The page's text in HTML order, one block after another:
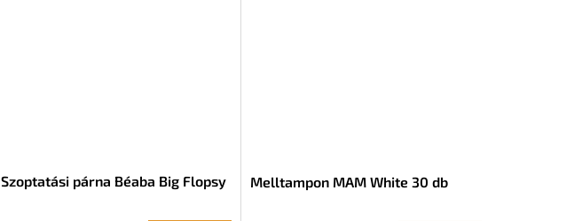
Szoptatási párna Béaba Big Flopsy Melltampon MAM White 30 db